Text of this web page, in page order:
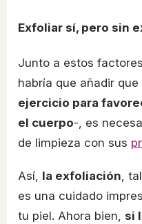
Exfoliar sí, pero sin
Junto a estos
habría que añadir
ejercicio para
el cuerpo-, es
de limpieza con sus
Así, la exfoliación,
es una cuidado
tu piel. Ahora bien, si